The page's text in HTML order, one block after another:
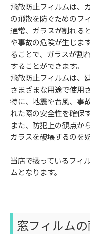
飛散防止フィルムは、
の飛散を防ぐためのフ
通常、ガラスが割れる
や事故の危険が生じま
ることで、ガラスが割
することができます。
飛散防止フィルムは、
さまざまな用途で使用
特に、地震や台風、事
れた際の安全性を確保
また、防犯上の観点か
ガラスを破壊するのを
当店で扱っているフィ
ムとなります。
窓フィルム